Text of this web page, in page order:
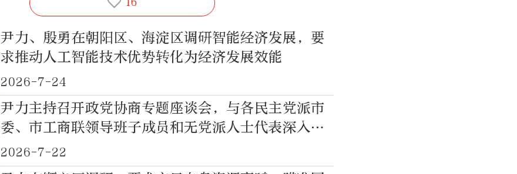
尹力、殷勇在朝阳区、海淀区调研智能经济发展，要
求推动人工智能技术优势转化为经济发展效能
2026-7-24
尹力主持召开政党协商专题座谈会，与各民主党派市
委、市工商联领导班子成员和无党派人士代表深入交
流
2026-7-22